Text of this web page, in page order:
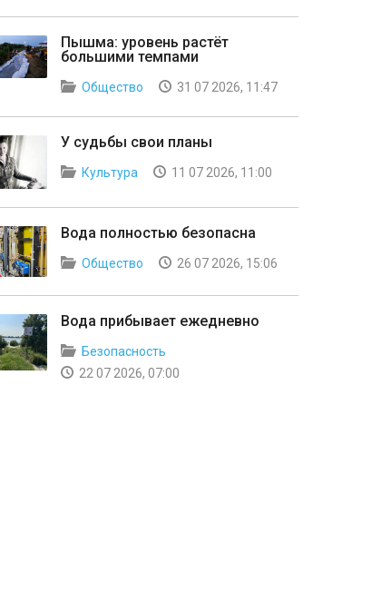
Пышма: уровень растёт
большими темпами
Общество 31 07 2026, 11:47
У судьбы свои планы
Культура 11 07 2026, 11:00
Вода полностью безопасна
Общество 26 07 2026, 15:06
Вода прибывает ежедневно
Безопасность
22 07 2026, 07:00